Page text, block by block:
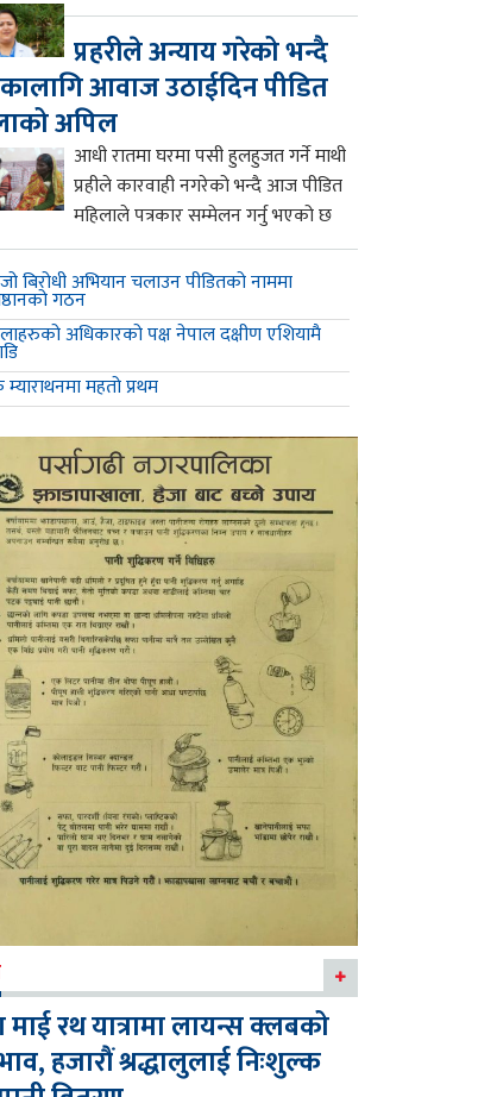
प्रहरीले अन्याय गरेको भन्दै
आवाज उठाईदिन पीडित
अपिल
आधी रातमा घरमा पसी हुलहुजत गर्ने माथी
प्रहीले कारवाही नगरेको भन्दै आज पीडित
महिलाले पत्रकार सम्मेलन गर्नु भएको छ
बिरोधी अभियान चलाउन पीडितको नाममा
गठन
अधिकारको पक्ष नेपाल दक्षीण एशियामै
महतो प्रथम
माई रथ यात्रामा लायन्स क्लबको
हजारौं श्रद्धालुलाई निःशुल्क